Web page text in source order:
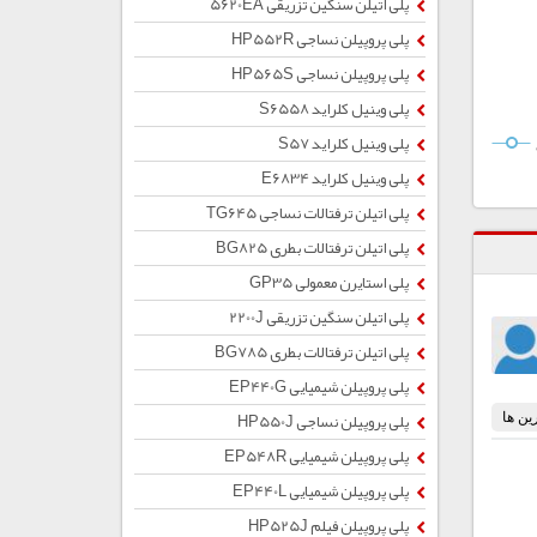
پلی پروپیلن نساجی HP552R
پلی پروپیلن نساجی HP565S
پلی وینیل کلراید S6558
پلی وینیل کلراید S57
پلی وینیل کلراید E6834
پلی اتیلن ترفتالات نساجی TG645
پلی اتیلن ترفتالات بطری BG825
پلی استایرن معمولی GP35
پلی اتیلن سنگین تزریقی 2200J
پلی اتیلن ترفتالات بطری BG785
پلی پروپیلن شیمیایی EP440G
پلی پروپیلن نساجی HP550J
پلی پروپیلن شیمیایی EP548R
پلی پروپیلن شیمیایی EP440L
پلی پروپیلن فیلم HP525J